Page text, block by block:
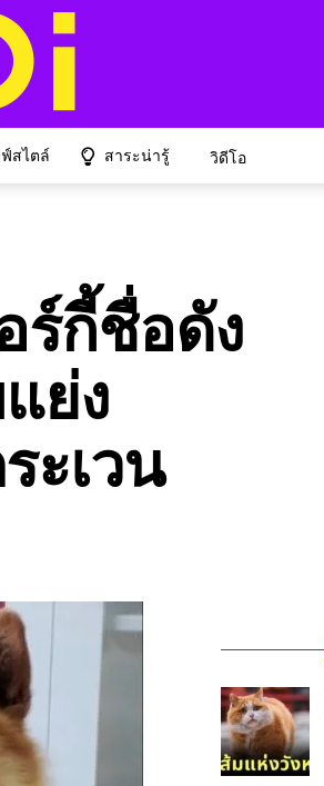
สไตล์ สาระน่ารู้ วิดีโอ
ร์กี้ชื่อดัง
ย่ง
ะเวน